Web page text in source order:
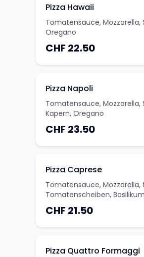
Pizza Hawaii
Tomatensauce, Mozzarella,
Oregano
CHF 22.50
Pizza Napoli
Tomatensauce, Mozzarella,
Kapern, Oregano
CHF 23.50
Pizza Caprese
Tomatensauce, Mozzarella,
Tomatenscheiben,
CHF 21.50
Pizza Quattro Formaggi